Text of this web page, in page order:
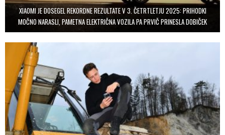
XIAOMI JE DOSEGEL REKORDNE REZULTATE V 3. ČETRTLETJU 2025: PRIHODKI
MOČNO NARASLI, PAMETNA ELEKTRIČNA VOZILA PA PRVIČ PRINESLA DOBIČEK